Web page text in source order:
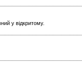
у відкритому.